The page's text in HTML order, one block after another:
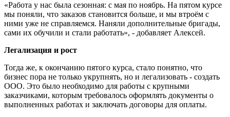
«Работа у нас была сезонная: с мая по ноябрь. На пятом курсе
мы поняли, что заказов становится больше, и мы втроём с
ними уже не справляемся. Наняли дополнительные бригады,
сами их обучили и стали работать», - добавляет Алексей.
Легализация и рост
Тогда же, к окончанию пятого курса, стало понятно, что
бизнес пора не только укрупнять, но и легализовать - создать
ООО. Это было необходимо для работы с крупными
заказчиками, которым требовалось оформлять документы о
выполненных работах и заключать договоры для оплаты.